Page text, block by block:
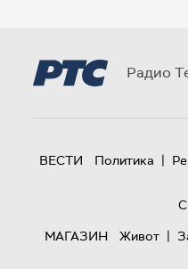
Радио
ВЕСТИ Политика |
МАГАЗИН
Живот |